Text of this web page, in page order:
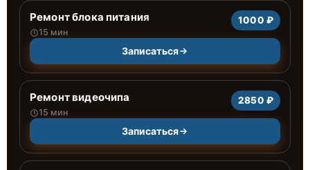
Ремонт блока питания
15 мин
1000 ₽
Записаться
Ремонт видеочипа
15 мин
2850 ₽
Записаться